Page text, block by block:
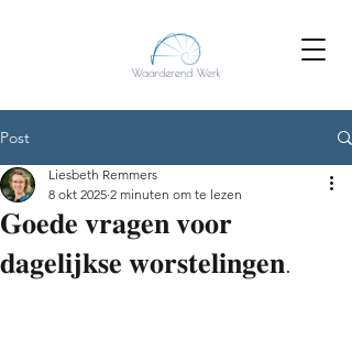
Post
𝐆𝐨𝐞𝐝𝐞 𝐯𝐫𝐚𝐠𝐞𝐧 𝐯𝐨𝐨𝐫
𝐝𝐚𝐠𝐞𝐥𝐢𝐣𝐤𝐬𝐞 𝐰𝐨𝐫𝐬𝐭𝐞𝐥𝐢𝐧𝐠𝐞𝐧.
Liesbeth Remmers
8 okt 2025 2 minuten om te lezen